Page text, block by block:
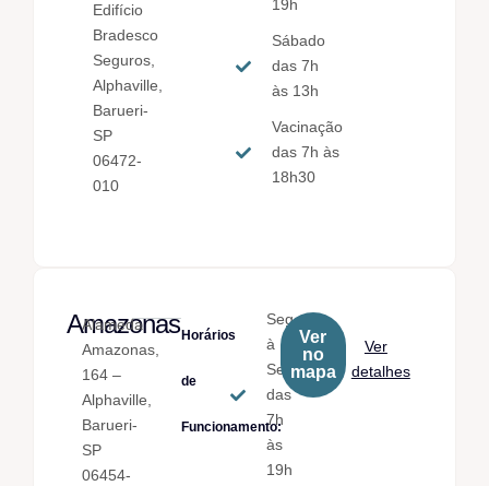
Edifício
Bradesco
Seguros,
Alphaville,
Barueri-
SP
06472-
010
19h
Sábado
das 7h
às 13h
Vacinação
das 7h às
18h30
Amazonas
Alameda
Amazonas,
164 –
Alphaville,
Barueri-
SP
06454-
Horários
de
Funcionamento:
Seg.
à
Sex.
das
7h
às
19h
Ver
no
mapa
Ver
detalhes